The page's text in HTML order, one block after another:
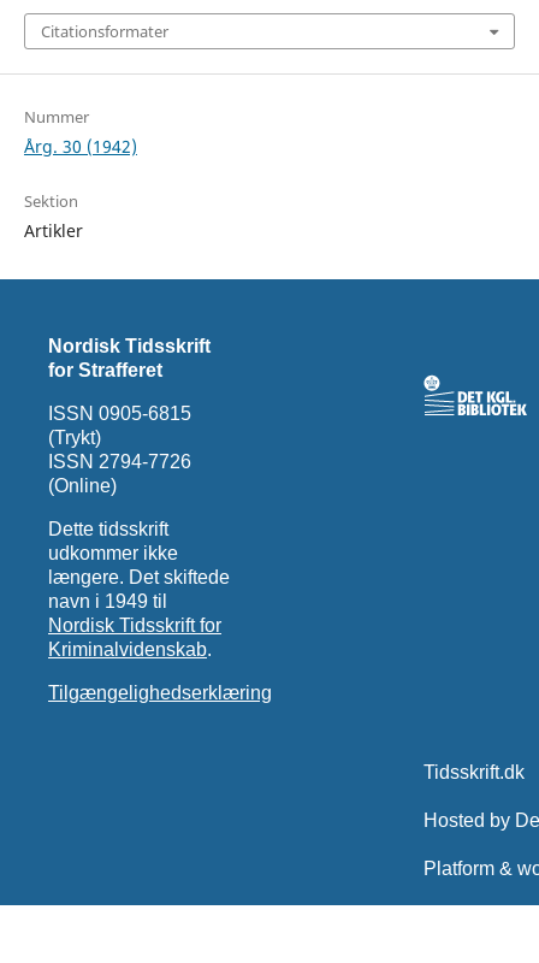
Citationsformater
Nummer
Årg. 30 (1942)
Sektion
Artikler
Nordisk Tidsskrift
for Strafferet
ISSN 0905-6815
(Trykt)
ISSN 2794-7726
(Online)
Dette tidsskrift
udkommer ikke
længere. Det skiftede
navn i 1949 til
Nordisk Tidsskrift for
Kriminalvidenskab.
Tilgængelighedserklæring